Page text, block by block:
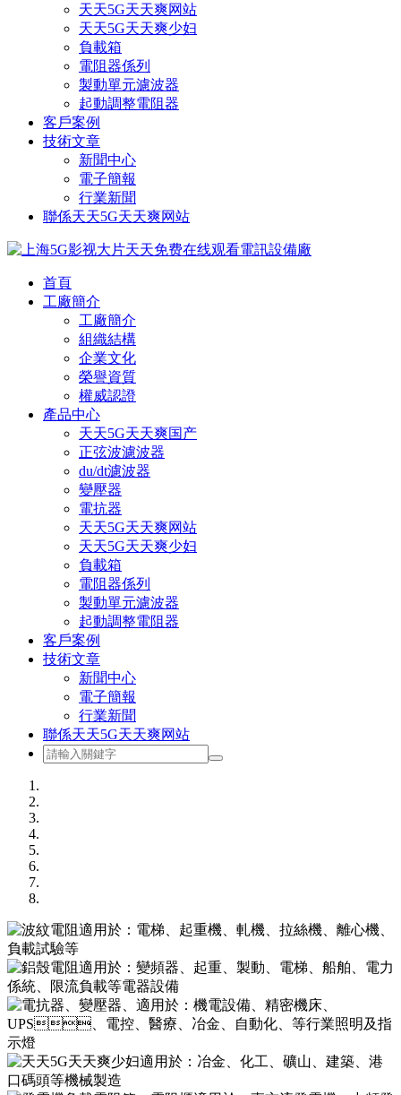
天天5G天天爽网站
天天5G天天爽少妇
負載箱
電阻器係列
製動單元濾波器
起動調整電阻器
客戶案例
技術文章
新聞中心
電子簡報
行業新聞
聯係天天5G天天爽网站
首頁
工廠簡介
工廠簡介
組織結構
企業文化
榮譽資質
權威認證
產品中心
天天5G天天爽国产
正弦波濾波器
du/dt濾波器
變壓器
電抗器
天天5G天天爽网站
天天5G天天爽少妇
負載箱
電阻器係列
製動單元濾波器
起動調整電阻器
客戶案例
技術文章
新聞中心
電子簡報
行業新聞
聯係天天5G天天爽网站